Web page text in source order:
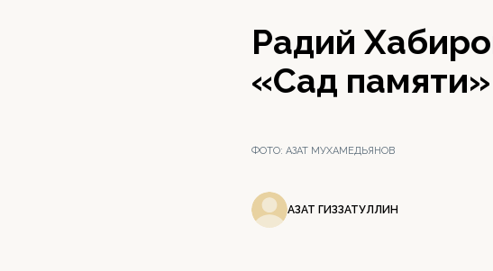
Радий
«Сад
ФОТО: АЗАТ МУХАМЕДЬЯНОВ
АЗАТ ГИЗЗАТУЛЛИН